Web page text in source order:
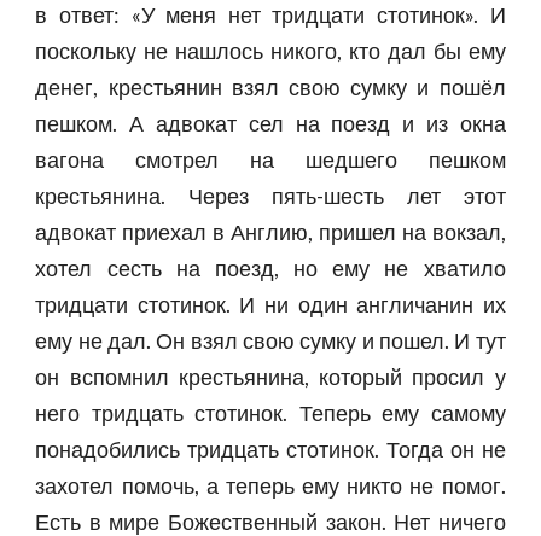
в ответ: «У меня нет тридцати стотинок». И
поскольку не нашлось никого, кто дал бы ему
денег, крестьянин взял свою сумку и пошёл
пешком. А адвокат сел на поезд и из окна
вагона смотрел на шедшего пешком
крестьянина. Через пять-шесть лет этот
адвокат приехал в Англию, пришел на вокзал,
хотел сесть на поезд, но ему не хватило
тридцати стотинок. И ни один англичанин их
ему не дал. Он взял свою сумку и пошел. И тут
он вспомнил крестьянина, который просил у
него тридцать стотинок. Теперь ему самому
понадобились тридцать стотинок. Тогда он не
захотел помочь, а теперь ему никто не помог.
Есть в мире Божественный закон. Нет ничего